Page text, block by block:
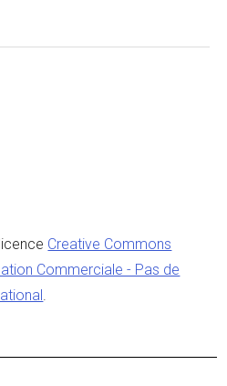
Creative Commons
Commerciale - Pas de
.